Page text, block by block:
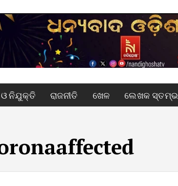
ଓ ନିଯୁକ୍ତି ରାଜନୀତି ଖେଳ ଲେଖକ ସ୍ତମ୍ଭ